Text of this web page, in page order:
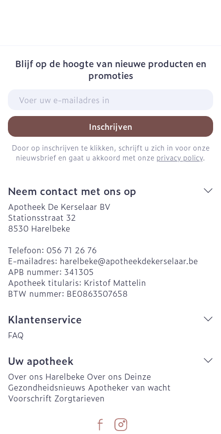
Blijf op de hoogte van nieuwe producten en
promoties
Inschrijven
Door op inschrijven te klikken, schrijft u zich in voor onze
nieuwsbrief en gaat u akkoord met onze privacy policy.
Neem contact met ons op
Apotheek De Kerselaar BV
Stationsstraat 32
8530 Harelbeke
Telefoon: 056 71 26 76
E-mailadres: harelbeke@apotheekdekerselaar.be
APB nummer: 341305
Apotheek titularis: Kristof Mattelin
BTW nummer: BE0863507658
Klantenservice
FAQ
Uw apotheek
Over ons Harelbeke Over ons Deinze
Gezondheidsnieuws Apotheker van wacht
Voorschrift Zorgtarieven